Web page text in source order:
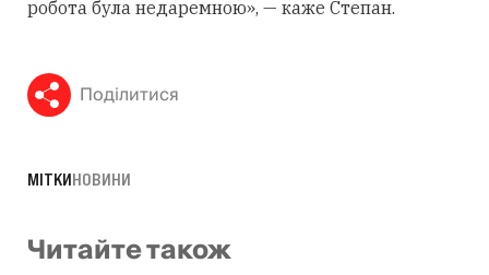
робота була недаремною», — каже Степан.
Поділитися
МІТКИНОВИНИ
Читайте також